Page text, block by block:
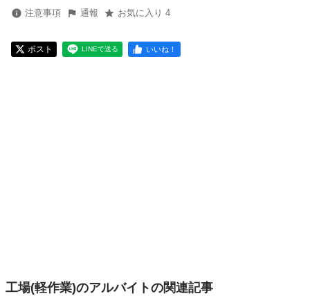
注意事項 通報 お気に入り 4
ポスト LINEで送る いいね！
工場(軽作業)のアルバイトの関連記事